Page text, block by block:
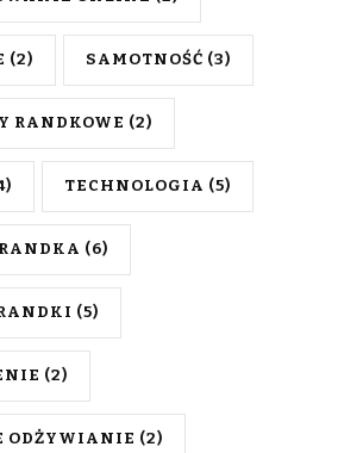
(2) SAMOTNOŚĆ (3)
RANDKOWE (2)
TECHNOLOGIA (5)
(6)
(5)
(2)
ODŻYWIANIE (2)